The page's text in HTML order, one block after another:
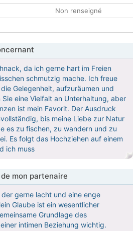
Non renseigné
da ich gerne hart im Freien
schmutzig mache. Ich freue
Gelegenheit, aufzuräumen und
eine Vielfalt an Unterhaltung, aber
ist mein Favorit. Der Ausdruck
bis meine Liebe zur Natur
es zu fischen, zu wandern und zu
Es folgt das Hochziehen auf einem
ich muss
mon partenaire
gerne lacht und eine enge
Glaube ist ein wesentlicher
Grundlage des
intimen Beziehung wichtig.